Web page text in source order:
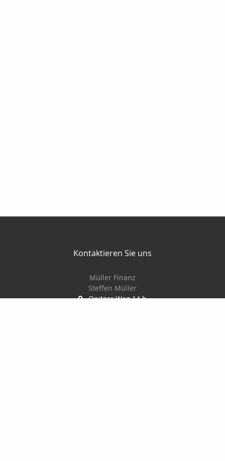
Kontaktieren Sie uns
Müller Finanz
Steffen Müller
Opitzer Weg 14 b